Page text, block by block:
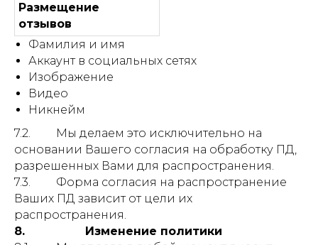
Размещение
отзывов
Фамилия и имя
Аккаунт в социальных сетях
Изображение
Видео
Никнейм
7.2. Мы делаем это исключительно на
основании Вашего согласия на обработку ПД,
разрешенных Вами для распространения.
7.3. Форма согласия на распространение
Ваших ПД зависит от цели их
распространения.
8. Изменение политики